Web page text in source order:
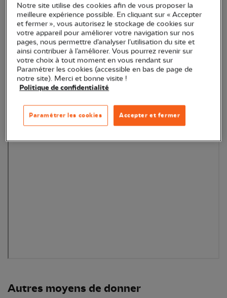
Autres moyens de donner
Notre site utilise des cookies afin de vous proposer la
meilleure expérience possible. En cliquant sur « Accepter
et fermer », vous autorisez le stockage de cookies sur
votre appareil pour améliorer votre navigation sur nos
pages, nous permettre d’analyser l’utilisation du site et
ainsi contribuer à l’améliorer. Vous pourrez revenir sur
votre choix à tout moment en vous rendant sur
Paramétrer les cookies (accessible en bas de page de
notre site). Merci et bonne visite !
Politique de confidentialité
Accepter et fermer
Paramétrer les cookies